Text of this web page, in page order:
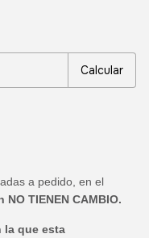
Calcular
a pedido, en el
NO TIENEN CAMBIO.
la que esta